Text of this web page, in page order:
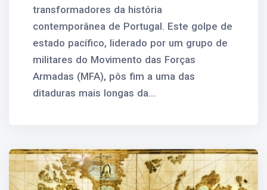
transformadores da história
contemporânea de Portugal. Este golpe de
estado pacífico, liderado por um grupo de
militares do Movimento das Forças
Armadas (MFA), pôs fim a uma das
ditaduras mais longas da...